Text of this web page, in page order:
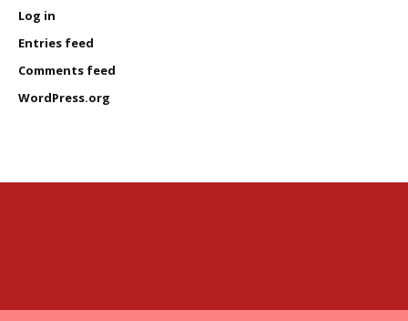
Log in
Entries feed
Comments feed
WordPress.org